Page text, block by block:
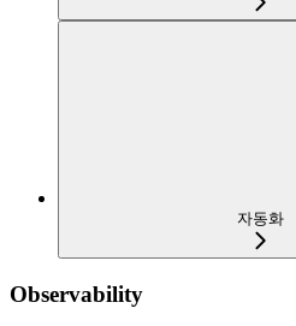
자동화
Observability